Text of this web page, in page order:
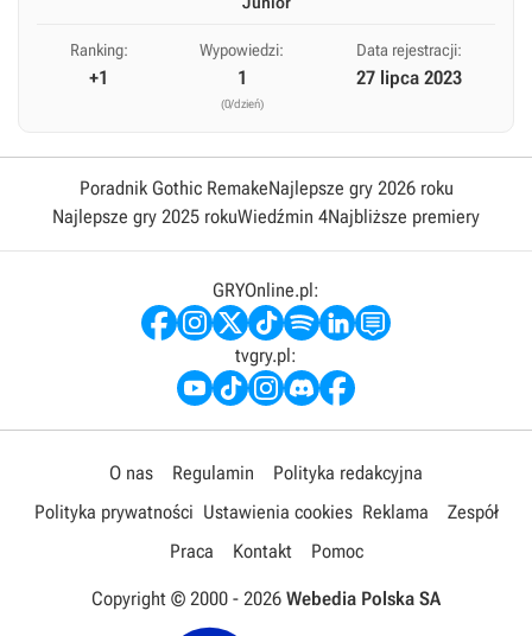
Ranking:
+1
Wypowiedzi:
1
(0/dzień)
Data rejestracji:
27 lipca 2023
Poradnik Gothic RemakeNajlepsze gry 2026 roku
Najlepsze gry 2025 rokuWiedźmin 4Najbliższe premiery
GRYOnline.pl:
tvgry.pl:
O nas Regulamin
Polityka redakcyjna
Polityka prywatności Ustawienia cookies Reklama
Zespół
Praca
Kontakt Pomoc
Copyright © 2000 - 2026 Webedia Polska SA